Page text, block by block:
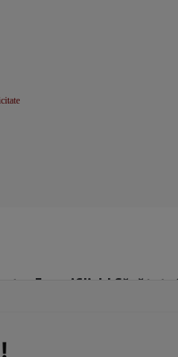
FemeiClick! Sănătate